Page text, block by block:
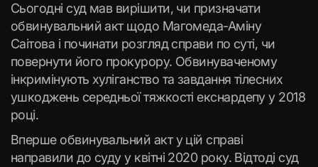
Сьогодні суд мав вирішити, чи призначати
обвинувальний акт щодо Магомеда-Аміну
Саітова і починати розгляд справи по суті, чи
повернути його прокурору. Обвинуваченому
інкримінують хуліганство та завдання тілесних
ушкоджень середньої тяжкості екснардепу у 2018
році.
Вперше обвинувальний акт у цій справі
направили до суду у квітні 2020 року. Відтоді суд